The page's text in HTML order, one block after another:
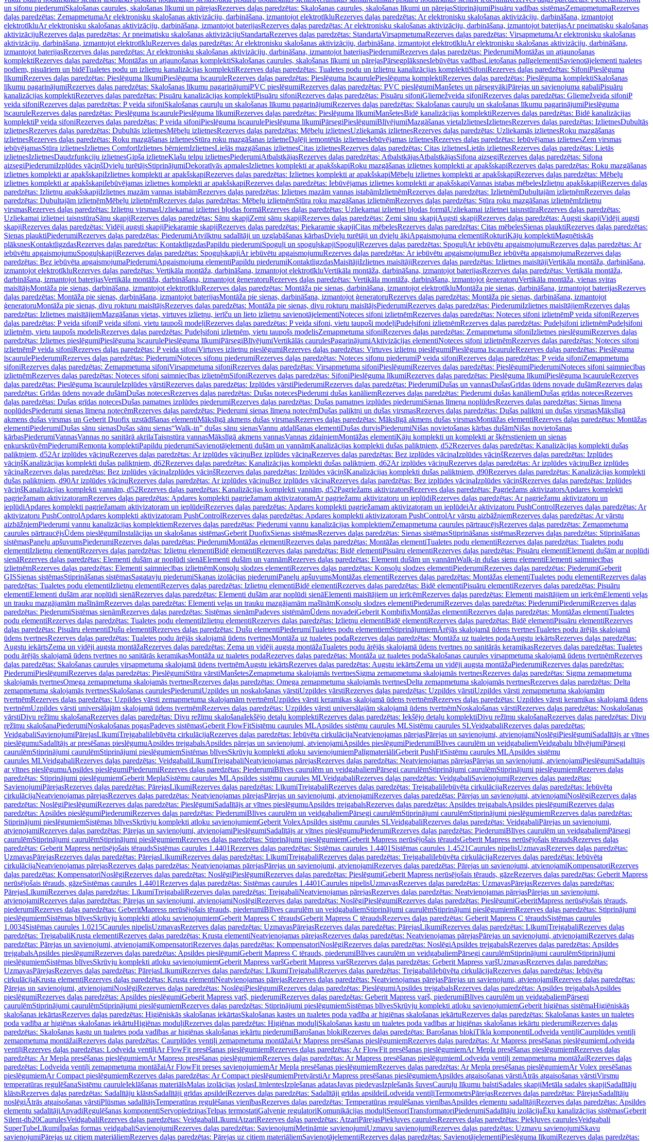
un sifonu piederumiSkalošanas caurules, skalošanas līkumi un pārejasRezerves daļas paredzētas: Skalošanas caurules, skalošanas līkumi un pārejasStiprinājumiPisuāru vadības sistēmasZemapmetumaRezerves
daļas paredzētas: ZemapmetumaAr elektronisku skalošanas aktivizāciju, darbināšana, izmantojot elektrotīkluRezerves daļas paredzētas: Ar elektronisku skalošanas aktivizāciju, darbināšana, izmantojot
elektrotīkluAr elektronisku skalošanas aktivizāciju, darbināšana, izmantojot baterijasRezerves daļas paredzētas: Ar elektronisku skalošanas aktivizāciju, darbināšana, izmantojot baterijasAr pneimatisku skalošanas
aktivizācijuRezerves daļas paredzētas: Ar pneimatisku skalošanas aktivizācijuStandartaRezerves daļas paredzētas: StandartaVirsapmetumaRezerves daļas paredzētas: VirsapmetumaAr elektronisku skalošanas
aktivizāciju, darbināšana, izmantojot elektrotīkluRezerves daļas paredzētas: Ar elektronisku skalošanas aktivizāciju, darbināšana, izmantojot elektrotīkluAr elektronisku skalošanas aktivizāciju, darbināšana,
izmantojot baterijasRezerves daļas paredzētas: Ar elektronisku skalošanas aktivizāciju, darbināšana, izmantojot baterijasPiederumiRezerves daļas paredzētas: PiederumiMontāžas un atjaunošanas
komplektiRezerves daļas paredzētas: Montāžas un atjaunošanas komplektiSkalošanas caurules, skalošanas līkumi un pārejasPārsegplāksnesIebūvētas vadībasLietošanas palīgelementiSavienotājelementi tualetes
podiem, pisuāriem un bidēTualetes podu un izlietņu kanalizācijas komplektiRezerves daļas paredzētas: Tualetes podu un izlietņu kanalizācijas komplektiSifoniRezerves daļas paredzētas: SifoniPieslēguma
līkumiRezerves daļas paredzētas: Pieslēguma līkumiPieslēguma īscauruleRezerves daļas paredzētas: Pieslēguma īscaurulePieslēguma komplektiRezerves daļas paredzētas: Pieslēguma komplektiSkalošanas
līkumu pagarinājumiRezerves daļas paredzētas: Skalošanas līkumu pagarinājumiPVC pieslēgumiRezerves daļas paredzētas: PVC pieslēgumiManšetes un pārsegvākiPārejas un savienojuma gabaliPisuāru
kanalizācijas komplektiRezerves daļas paredzētas: Pisuāru kanalizācijas komplektiPisuāru sifoniRezerves daļas paredzētas: Pisuāru sifoniGliemežveida sifoniRezerves daļas paredzētas: Gliemežveida sifoniP
veida sifoniRezerves daļas paredzētas: P veida sifoniSkalošanas cauruļu un skalošanas līkumu pagarinājumiRezerves daļas paredzētas: Skalošanas cauruļu un skalošanas līkumu pagarinājumiPieslēguma
īscauruleRezerves daļas paredzētas: Pieslēguma īscaurulePieslēguma līkumiRezerves daļas paredzētas: Pieslēguma līkumiManšetesBidē kanalizācijas komplektiRezerves daļas paredzētas: Bidē kanalizācijas
komplektiP veida sifoniRezerves daļas paredzētas: P veida sifoniPieslēguma īscaurulePieslēguma līkumiPārsegiPieslēgumiBlīvējumiMazgāšanas vietaIzlietnesIzlietnesRezerves daļas paredzētas: IzlietnesDubultās
izlietnesRezerves daļas paredzētas: Dubultās izlietnesMēbeļu izlietnesRezerves daļas paredzētas: Mēbeļu izlietnesUzliekamās izlietnesRezerves daļas paredzētas: Uzliekamās izlietnesRoku mazgāšanas
izlietnesRezerves daļas paredzētas: Roku mazgāšanas izlietnesStūra roku mazgāšanas izlietneDaļēji iemontētās izlietnesIebūvējamas izlietnesRezerves daļas paredzētas: Iebūvējamas izlietnesZem virsmas
iebūvējamasStūra izlietnesIzlietnes ComfortIzlietnes bērniemIzlietnesLielās mazgāšanas izlietnesCitas izlietnesRezerves daļas paredzētas: Citas izlietnesLietās izlietnesRezerves daļas paredzētas: Lietās
izlietnesIzlietnesDaudzfunkciju izlietnesĢipša izlietneKlašu telpu izlietnesPiederumiAtbalstkājasRezerves daļas paredzētas: AtbalstkājasAtbalstkājasSifona aizsegiRezerves daļas paredzētas: Sifona
aizsegiPiederumiIzplūdes vāciņšDvieļu turētājsStiprinājumiDekoratīvās apmalesIzlietnes komplekti ar apakšskapiRoku mazgāšanas izlietnes komplekti ar apakšskapiRezerves daļas paredzētas: Roku mazgāšanas
izlietnes komplekti ar apakšskapiIzlietnes komplekti ar apakšskapiRezerves daļas paredzētas: Izlietnes komplekti ar apakšskapiMēbeļu izlietnes komplekti ar apakšskapiRezerves daļas paredzētas: Mēbeļu
izlietnes komplekti ar apakšskapiIebūvējamas izlietnes komplekti ar apakšskapiRezerves daļas paredzētas: Iebūvējamas izlietnes komplekti ar apakšskapiVannas istabas mēbelesIzlietņu apakšskapjiRezerves daļas
paredzētas: Izlietņu apakšskapjiIzlietnes mazām vannas istabāmRezerves daļas paredzētas: Izlietnes mazām vannas istabāmIzlietnēmRezerves daļas paredzētas: IzlietnēmDubultajām izlietnēmRezerves daļas
paredzētas: Dubultajām izlietnēmMēbeļu izlietnēmRezerves daļas paredzētas: Mēbeļu izlietnēmStūra roku mazgāšanas izlietnēmRezerves daļas paredzētas: Stūra roku mazgāšanas izlietnēmIzlietņu
virsmasRezerves daļas paredzētas: Izlietņu virsmasUzliekamai izlietnei bļodas formāRezerves daļas paredzētas: Uzliekamai izlietnei bļodas formāUzliekamai izlietnei taisnstūraRezerves daļas paredzētas:
Uzliekamai izlietnei taisnstūraSānu skapjiRezerves daļas paredzētas: Sānu skapjiZemi sānu skapjiRezerves daļas paredzētas: Zemi sānu skapjiAugsti skapjiRezerves daļas paredzētas: Augsti skapjiVidēji augsti
skapjiRezerves daļas paredzētas: Vidēji augsti skapjiPiekaramie skapjiRezerves daļas paredzētas: Piekaramie skapjiCitas mēbelesRezerves daļas paredzētas: Citas mēbelesSienas plauktiRezerves daļas paredzētas:
Sienas plauktiPiederumiRezerves daļas paredzētas: PiederumiAtvilktņu sadalītāji un uzglabāšanas kārbasDvieļu turētāji un dvieļu āķiApgaismojuma elementiRokturiKāju komplektiMagnētiskās
plāksnesKontaktligzdasRezerves daļas paredzētas: KontaktligzdasPapildu piederumiSpoguļi un spoguļskapjiSpoguļiRezerves daļas paredzētas: SpoguļiAr iebūvētu apgaismojumuRezerves daļas paredzētas: Ar
iebūvētu apgaismojumuSpoguļskapjiRezerves daļas paredzētas: SpoguļskapjiAr iebūvētu apgaismojumuRezerves daļas paredzētas: Ar iebūvētu apgaismojumuBez iebūvēta apgaismojumaRezerves daļas
paredzētas: Bez iebūvēta apgaismojumaPiederumiApgaismojuma elementiPapildu piederumiKontaktligzdasMaisītājiIzlietnes maisītājiRezerves daļas paredzētas: Izlietnes maisītājiVertikāla montāža, darbināšana,
izmantojot elektrotīkluRezerves daļas paredzētas: Vertikāla montāža, darbināšana, izmantojot elektrotīkluVertikāla montāža, darbināšana, izmantojot baterijasRezerves daļas paredzētas: Vertikāla montāža,
darbināšana, izmantojot baterijasVertikāla montāža, darbināšana, izmantojot ģeneratoruRezerves daļas paredzētas: Vertikāla montāža, darbināšana, izmantojot ģeneratoruVertikāla montāža, vienas sviras
maisītājsMontāža pie sienas, darbināšana, izmantojot elektrotīkluRezerves daļas paredzētas: Montāža pie sienas, darbināšana, izmantojot elektrotīkluMontāža pie sienas, darbināšana, izmantojot baterijasRezerves
daļas paredzētas: Montāža pie sienas, darbināšana, izmantojot baterijasMontāža pie sienas, darbināšana, izmantojot ģeneratoruRezerves daļas paredzētas: Montāža pie sienas, darbināšana, izmantojot
ģeneratoruMontāža pie sienas, divu rokturu maisītājsRezerves daļas paredzētas: Montāža pie sienas, divu rokturu maisītājsPiederumiRezerves daļas paredzētas: PiederumiIzlietnes maisītājiemRezerves daļas
paredzētas: Izlietnes maisītājiemMazgāšanas vietas, virtuves izlietņu, ierīču un lieto izlietņu savienotājelementiNoteces sifoni izlietnēmRezerves daļas paredzētas: Noteces sifoni izlietnēmP veida sifoniRezerves
daļas paredzētas: P veida sifoniP veida sifoni, vietu taupoši modeļiRezerves daļas paredzētas: P veida sifoni, vietu taupoši modeļiPudeļsifoni izlietnēmRezerves daļas paredzētas: Pudeļsifoni izlietnēmPudeļsifoni
izlietnēm, vietu taupošs modelisRezerves daļas paredzētas: Pudeļsifoni izlietnēm, vietu taupošs modelisZemapmetuma sifoniRezerves daļas paredzētas: Zemapmetuma sifoniIzlietnes pieslēgumiRezerves daļas
paredzētas: Izlietnes pieslēgumiPieslēguma īscaurulePieslēguma līkumiPārsegiBlīvējumiVertikālās caurulesPagarinājumiAktivizācijas elementiNoteces sifoni izlietnēmRezerves daļas paredzētas: Noteces sifoni
izlietnēmP veida sifoniRezerves daļas paredzētas: P veida sifoniVirtuves izlietņu pieslēgumiRezerves daļas paredzētas: Virtuves izlietņu pieslēgumiPieslēguma īscauruleRezerves daļas paredzētas: Pieslēguma
īscaurulePiederumiRezerves daļas paredzētas: PiederumiNoteces sifonu piederumiRezerves daļas paredzētas: Noteces sifonu piederumiP veida sifoniRezerves daļas paredzētas: P veida sifoniZemapmetuma
sifoniRezerves daļas paredzētas: Zemapmetuma sifoniVirsapmetuma sifoniRezerves daļas paredzētas: Virsapmetuma sifoniPieslēgumiRezerves daļas paredzētas: PieslēgumiPiederumiNoteces sifoni saimniecības
izlietnēmRezerves daļas paredzētas: Noteces sifoni saimniecības izlietnēmSifoniRezerves daļas paredzētas: SifoniPieslēguma līkumiRezerves daļas paredzētas: Pieslēguma līkumiPieslēguma īscauruleRezerves
daļas paredzētas: Pieslēguma īscauruleIzplūdes vārstiRezerves daļas paredzētas: Izplūdes vārstiPiederumiRezerves daļas paredzētas: PiederumiDušas un vannasDušasGrīdas ūdens novade dušāmRezerves daļas
paredzētas: Grīdas ūdens novade dušāmDušas notecesRezerves daļas paredzētas: Dušas notecesPiederumi dušas kanāliemRezerves daļas paredzētas: Piederumi dušas kanāliemDušas grīdas notecesRezerves
daļas paredzētas: Dušas grīdas notecesDušas pamatnes izplūdes piederumiRezerves daļas paredzētas: Dušas pamatnes izplūdes piederumiSienas līmeņa noplūdesRezerves daļas paredzētas: Sienas līmeņa
noplūdesPiederumi sienas līmeņa notecēmRezerves daļas paredzētas: Piederumi sienas līmeņa notecēmDušas paliktņi un dušas virsmasRezerves daļas paredzētas: Dušas paliktņi un dušas virsmasMākslīgā
akmens dušas virsmas un Geberit Duofix uzstādīšanas elementiMākslīgā akmens dušas virsmasRezerves daļas paredzētas: Mākslīgā akmens dušas virsmasMontāžas elementiRezerves daļas paredzētas: Montāžas
elementiPiederumiDušas sānu sienasDušas sānu sienas“Walk-in” dušas sānu sienasVannu atdalīšanas elementiDušas durvisPiederumiNišas novietošanas kārbas dušāmNišas novietošanas
kārbasPiederumiVannasVannas no sanitārā akrilaTaisnstūra vannasMākslīgā akmens vannasVannas zīdaiņiemMontāžas elementiKāju komplekti un komplekti ar šķērsstieņiem un sienas
enkurskrūvēmPiederumiRemonta komplektiPapildu piederumiSavienotājelementi dušām un vannāmKanalizācijas komplekti dušas paliktņiem, d52Rezerves daļas paredzētas: Kanalizācijas komplekti dušas
paliktņiem, d52Ar izplūdes vāciņuRezerves daļas paredzētas: Ar izplūdes vāciņuBez izplūdes vāciņaRezerves daļas paredzētas: Bez izplūdes vāciņaIzplūdes vāciņšRezerves daļas paredzētas: Izplūdes
vāciņšKanalizācijas komplekti dušas paliktņiem, d62Rezerves daļas paredzētas: Kanalizācijas komplekti dušas paliktņiem, d62Ar izplūdes vāciņuRezerves daļas paredzētas: Ar izplūdes vāciņuBez izplūdes
vāciņaRezerves daļas paredzētas: Bez izplūdes vāciņaIzplūdes vāciņšRezerves daļas paredzētas: Izplūdes vāciņšKanalizācijas komplekti dušas paliktņiem, d90Rezerves daļas paredzētas: Kanalizācijas komplekti
dušas paliktņiem, d90Ar izplūdes vāciņuRezerves daļas paredzētas: Ar izplūdes vāciņuBez izplūdes vāciņaRezerves daļas paredzētas: Bez izplūdes vāciņaIzplūdes vāciņšRezerves daļas paredzētas: Izplūdes
vāciņšKanalizācijas komplekti vannām, d52Rezerves daļas paredzētas: Kanalizācijas komplekti vannām, d52Pagriežams aktivizatorsRezerves daļas paredzētas: Pagriežams aktivizatorsApdares komplekti
pagriežamam aktivizatoramRezerves daļas paredzētas: Apdares komplekti pagriežamam aktivizatoramAr pagriežamu aktivizatoru un ieplūdiRezerves daļas paredzētas: Ar pagriežamu aktivizatoru un
ieplūdiApdares komplekti pagriežamam aktivizatoram un ieplūdeiRezerves daļas paredzētas: Apdares komplekti pagriežamam aktivizatoram un ieplūdeiAr aktivizatoru PushControlRezerves daļas paredzētas: Ar
aktivizatoru PushControlApdares komplekti aktivizatoram PushControlRezerves daļas paredzētas: Apdares komplekti aktivizatoram PushControlAr vārstu aizbāžņiemRezerves daļas paredzētas: Ar vārstu
aizbāžņiemPiederumi vannu kanalizācijas komplektiemRezerves daļas paredzētas: Piederumi vannu kanalizācijas komplektiemZemapmetuma caurules pārtraucējsRezerves daļas paredzētas: Zemapmetuma
caurules pārtraucējsŪdens pieslēgumiInstalācijas un skalošanas sistēmasGeberit DuofixSienas sistēmasRezerves daļas paredzētas: Sienas sistēmasStiprināšanas sistēmasRezerves daļas paredzētas: Stiprināšanas
sistēmasPaneļu apšuvumsPiederumiRezerves daļas paredzētas: PiederumiMontāžas elementiRezerves daļas paredzētas: Montāžas elementiTualetes podu elementiRezerves daļas paredzētas: Tualetes podu
elementiIzlietņu elementiRezerves daļas paredzētas: Izlietņu elementiBidē elementiRezerves daļas paredzētas: Bidē elementiPisuāru elementiRezerves daļas paredzētas: Pisuāru elementiElementi dušām ar noplūdi
sienāRezerves daļas paredzētas: Elementi dušām ar noplūdi sienāElementi dušām un vannāmRezerves daļas paredzētas: Elementi dušām un vannāmWalk-in dušas sienu elementiElementi saimniecības
izlietnēmRezerves daļas paredzētas: Elementi saimniecības izlietnēmKonsoļu slodzes elementiRezerves daļas paredzētas: Konsoļu slodzes elementiPiederumiRezerves daļas paredzētas: PiederumiGeberit
GISSienas sistēmasStiprināšanas sistēmasSagatavju piederumiSkaņas izolācijas piederumiPaneļu apšuvumsMontāžas elementiRezerves daļas paredzētas: Montāžas elementiTualetes podu elementiRezerves daļas
paredzētas: Tualetes podu elementiIzlietņu elementiRezerves daļas paredzētas: Izlietņu elementiBidē elementiRezerves daļas paredzētas: Bidē elementiPisuāru elementiRezerves daļas paredzētas: Pisuāru
elementiElementi dušām arar noplūdi sienāRezerves daļas paredzētas: Elementi dušām arar noplūdi sienāElementi maisītājiem un ierīcēmRezerves daļas paredzētas: Elementi maisītājiem un ierīcēmElementi veļas
un trauku mazgājamām mašīnāmRezerves daļas paredzētas: Elementi veļas un trauku mazgājamām mašīnāmKonsoļu slodzes elementiPiederumiRezerves daļas paredzētas: PiederumiPiederumiRezerves daļas
paredzētas: PiederumiSistēmas sienāmRezerves daļas paredzētas: Sistēmas sienāmPadeves sistēmāmŪdens novadeiGeberit KombifixMontāžas elementiRezerves daļas paredzētas: Montāžas elementiTualetes
podu elementiRezerves daļas paredzētas: Tualetes podu elementiIzlietņu elementiRezerves daļas paredzētas: Izlietņu elementiBidē elementiRezerves daļas paredzētas: Bidē elementiPisuāru elementiRezerves
daļas paredzētas: Pisuāru elementiDušu elementiRezerves daļas paredzētas: Dušu elementiPiederumiTualetes podu elementiemStiprinājumiemĀrējās skalojamā ūdens tvertnesTualetes podu ārējās skalojamā
ūdens tvertnesRezerves daļas paredzētas: Tualetes podu ārējās skalojamā ūdens tvertnesMontāža uz tualetes podaRezerves daļas paredzētas: Montāža uz tualetes podaAugstu iekārtsRezerves daļas paredzētas:
Augstu iekārtsZema un vidēji augsta montāžaRezerves daļas paredzētas: Zema un vidēji augsta montāžaTualetes podu ārējās skalojamā ūdens tvertnes no sanitārās keramikasRezerves daļas paredzētas: Tualetes
podu ārējās skalojamā ūdens tvertnes no sanitārās keramikasMontāža uz tualetes podaRezerves daļas paredzētas: Montāža uz tualetes podaSkalošanas caurules virsapmetuma skalojamā ūdens tvertnēmRezerves
daļas paredzētas: Skalošanas caurules virsapmetuma skalojamā ūdens tvertnēmAugstu iekārtsRezerves daļas paredzētas: Augstu iekārtsZema un vidēji augsta montāžaPiederumiRezerves daļas paredzētas:
PiederumiPieslēgumiRezerves daļas paredzētas: PieslēgumiStūra vārstiManšetesZemapmetuma skalojamās tvertnesSigma zemapmetuma skalojamās tvertnesRezerves daļas paredzētas: Sigma zemapmetuma
skalojamās tvertnesOmega zemapmetuma skalojamās tvertnesRezerves daļas paredzētas: Omega zemapmetuma skalojamās tvertnesDelta zemapmetuma skalojamās tvertnesRezerves daļas paredzētas: Delta
zemapmetuma skalojamās tvertnesSkalošanas caurulesPiederumiUzpildes un noskalošanas vārstiUzpildes vārstiRezerves daļas paredzētas: Uzpildes vārstiUzpildes vārsti zemapmetuma skalojamām
tvertnēmRezerves daļas paredzētas: Uzpildes vārsti zemapmetuma skalojamām tvertnēmUzpildes vārsti keramikas skalojamā ūdens tvertnēmRezerves daļas paredzētas: Uzpildes vārsti keramikas skalojamā ūdens
tvertnēmUzpildes vārsti universālajām skalojamā ūdens tvertnēmRezerves daļas paredzētas: Uzpildes vārsti universālajām skalojamā ūdens tvertnēmNoskalošanas vārstiRezerves daļas paredzētas: Noskalošanas
vārstiDivu režīmu skalošanaRezerves daļas paredzētas: Divu režīmu skalošanaIekšējo detaļu komplektiRezerves daļas paredzētas: Iekšējo detaļu komplektiDivu režīmu skalošanaRezerves daļas paredzētas: Divu
režīmu skalošanaPiederumiNoskalošanas pogasPadeves sistēmasGeberit FlowFitSistēmu caurules MLApsildes sistēmu caurules MLSistēmu caurules SLVeidgabaliRezerves daļas paredzētas:
VeidgabaliSavienojumiPārejasLīkumiTrejgabaliIebūvēta cirkulācijaRezerves daļas paredzētas: Iebūvēta cirkulācijaNeatvienojamas pārejasPārejas un savienojumi, atvienojamiNoslēgiPieslēgumiSadalītājs ar vītnes
pieslēgumuSadalītājs ar presēšanas pieslēgumuApsildes trejgabalsApsildes pārejas un savienojumi, atvienojamiApsildes pieslēgumiPiederumiBlīves caurulēm un veidgabaliemVeidgabalu blīvējumiPārsegi
caurulēmStiprinājumi caurulēmStiprinājumi pieslēgumiemSistēmas blīvesSkrūvju komplekti atloku savienojumiemPalīgmateriāliGeberit PushFitSistēmu caurules MLApsildes sistēmu
caurules MLVeidgabaliRezerves daļas paredzētas: VeidgabaliLīkumiTrejgabaliNeatvienojamas pārejasRezerves daļas paredzētas: Neatvienojamas pārejasPārejas un savienojumi, atvienojamiPieslēgumiSadalītājs
ar vītnes pieslēgumuApsildes pieslēgumiPiederumiRezerves daļas paredzētas: PiederumiBlīves caurulēm un veidgabaliemPārsegi caurulēmStiprinājumi caurulēmStiprinājumi pieslēgumiemRezerves daļas
paredzētas: Stiprinājumi pieslēgumiemGeberit MeplaSistēmu caurules MLApsildes sistēmu caurules MLVeidgabaliRezerves daļas paredzētas: VeidgabaliSavienojumiRezerves daļas paredzētas:
SavienojumiPārejasRezerves daļas paredzētas: PārejasLīkumiRezerves daļas paredzētas: LīkumiTrejgabaliRezerves daļas paredzētas: TrejgabaliIebūvēta cirkulācijaRezerves daļas paredzētas: Iebūvēta
cirkulācijaNeatvienojamas pārejasRezerves daļas paredzētas: Neatvienojamas pārejasPārejas un savienojumi, atvienojamiRezerves daļas paredzētas: Pārejas un savienojumi, atvienojamiNoslēgiRezerves daļas
paredzētas: NoslēgiPieslēgumiRezerves daļas paredzētas: PieslēgumiSadalītājs ar vītnes pieslēgumuApsildes trejgabalsRezerves daļas paredzētas: Apsildes trejgabalsApsildes pieslēgumiRezerves daļas
paredzētas: Apsildes pieslēgumiPiederumiRezerves daļas paredzētas: PiederumiBlīves caurulēm un veidgabaliemPārsegi caurulēmStiprinājumi caurulēmStiprinājumi pieslēgumiemRezerves daļas paredzētas:
Stiprinājumi pieslēgumiemSistēmas blīvesSkrūvju komplekti atloku savienojumiemGeberit VolexApsildes sistēmu caurules SLVeidgabaliRezerves daļas paredzētas: VeidgabaliPārejas un savienojumi,
atvienojamiRezerves daļas paredzētas: Pārejas un savienojumi, atvienojamiPieslēgumiSadalītājs ar vītnes pieslēgumuPiederumiRezerves daļas paredzētas: PiederumiBlīves caurulēm un veidgabaliemPārsegi
caurulēmStiprinājumi caurulēmStiprinājumi pieslēgumiemRezerves daļas paredzētas: Stiprinājumi pieslēgumiemGeberit Mapress nerūsējošais tēraudsGeberit Mapress nerūsējošais tēraudsRezerves daļas
paredzētas: Geberit Mapress nerūsējošais tēraudsSistēmas caurules 1.4401Rezerves daļas paredzētas: Sistēmas caurules 1.4401 Sistēmas caurules 1.4521Caurules nipelisUzmavasRezerves daļas paredzētas:
UzmavasPārejasRezerves daļas paredzētas: PārejasLīkumiRezerves daļas paredzētas: LīkumiTrejgabaliRezerves daļas paredzētas: TrejgabaliIebūvēta cirkulācijaRezerves daļas paredzētas: Iebūvēta
cirkulācijaNeatvienojamas pārejasRezerves daļas paredzētas: Neatvienojamas pārejasPārejas un savienojumi, atvienojamiRezerves daļas paredzētas: Pārejas un savienojumi, atvienojamiKompensatoriRezerves
daļas paredzētas: KompensatoriNoslēgiRezerves daļas paredzētas: NoslēgiPieslēgumiRezerves daļas paredzētas: PieslēgumiGeberit Mapress nerūsējošais tērauds, gāzeRezerves daļas paredzētas: Geberit Mapress
nerūsējošais tērauds, gāzeSistēmas caurules 1.4401Rezerves daļas paredzētas: Sistēmas caurules 1.4401Caurules nipelisUzmavasRezerves daļas paredzētas: UzmavasPārejasRezerves daļas paredzētas:
PārejasLīkumiRezerves daļas paredzētas: LīkumiTrejgabaliRezerves daļas paredzētas: TrejgabaliNeatvienojamas pārejasRezerves daļas paredzētas: Neatvienojamas pārejasPārejas un savienojumi,
atvienojamiRezerves daļas paredzētas: Pārejas un savienojumi, atvienojamiNoslēgiRezerves daļas paredzētas: NoslēgiPieslēgumiRezerves daļas paredzētas: PieslēgumiGeberitMapress nerūsējošais tērauds,
piederumiRezerves daļas paredzētas: GeberitMapress nerūsējošais tērauds, piederumiBlīves caurulēm un veidgabaliemStiprinājumi caurulēmStiprinājumi pieslēgumiemRezerves daļas paredzētas: Stiprinājumi
pieslēgumiemSistēmas blīvesSkrūvju komplekti atloku savienojumiemGeberit Mapress C tēraudsGeberit Mapress C tēraudsRezerves daļas paredzētas: Geberit Mapress C tēraudsSistēmas caurules
1.0034Sistēmas caurules 1.0215Caurules nipelisUzmavasRezerves daļas paredzētas: UzmavasPārejasRezerves daļas paredzētas: PārejasLīkumiRezerves daļas paredzētas: LīkumiTrejgabaliRezerves daļas
paredzētas: TrejgabaliKrusta elementiRezerves daļas paredzētas: Krusta elementiNeatvienojamas pārejasRezerves daļas paredzētas: Neatvienojamas pārejasPārejas un savienojumi, atvienojamiRezerves daļas
paredzētas: Pārejas un savienojumi, atvienojamiKompensatoriRezerves daļas paredzētas: KompensatoriNoslēgiRezerves daļas paredzētas: NoslēgiApsildes trejgabalsRezerves daļas paredzētas: Apsildes
trejgabalsApsildes pieslēgumiRezerves daļas paredzētas: Apsildes pieslēgumiGeberit Mapress C tērauds, piederumiBlīves caurulēm un veidgabaliemPārsegi caurulēmStiprinājumi caurulēmStiprinājumi
pieslēgumiemSistēmas blīvesSkrūvju komplekti atloku savienojumiemGeberit Mapress varšGeberit Mapress varšRezerves daļas paredzētas: Geberit Mapress varšUzmavasRezerves daļas paredzētas:
UzmavasPārejasRezerves daļas paredzētas: PārejasLīkumiRezerves daļas paredzētas: LīkumiTrejgabaliRezerves daļas paredzētas: TrejgabaliIebūvēta cirkulācijaRezerves daļas paredzētas: Iebūvēta
cirkulācijaKrusta elementiRezerves daļas paredzētas: Krusta elementiNeatvienojamas pārejasRezerves daļas paredzētas: Neatvienojamas pārejasPārejas un savienojumi, atvienojamiRezerves daļas paredzētas:
Pārejas un savienojumi, atvienojamiNoslēgiRezerves daļas paredzētas: NoslēgiPieslēgumiRezerves daļas paredzētas: PieslēgumiApsildes trejgabalsRezerves daļas paredzētas: Apsildes trejgabalsApsildes
pieslēgumiRezerves daļas paredzētas: Apsildes pieslēgumiGeberit Mapress varš, piederumiRezerves daļas paredzētas: Geberit Mapress varš, piederumiBlīves caurulēm un veidgabaliemPārsegi
caurulēmStiprinājumi caurulēmStiprinājumi pieslēgumiemRezerves daļas paredzētas: Stiprinājumi pieslēgumiemSistēmas blīvesSkrūvju komplekti atloku savienojumiemGeberit higiēnas sistēmaHigiēniskās
skalošanas iekārtasRezerves daļas paredzētas: Higiēniskās skalošanas iekārtasSkalošanas kastes un tualetes poda vadība ar higiēnas skalošanas iekārtuRezerves daļas paredzētas: Skalošanas kastes un tualetes
poda vadība ar higiēnas skalošanas iekārtuHigiēnas moduļiRezerves daļas paredzētas: Higiēnas moduļiSkalošanas kastu un tualetes poda vadības ar higiēnas skalošanas iekārtu piederumiRezerves daļas
paredzētas: Skalošanas kastu un tualetes poda vadības ar higiēnas skalošanas iekārtu piederumiBarošanas blokiRezerves daļas paredzētas: Barošanas blokiTīkla komponentiLodveida ventiļiCaurplūdes ventiļi
zemapmetuma montāžaiRezerves daļas paredzētas: Caurplūdes ventiļi zemapmetuma montāžaiAr Mapress presēšanas pieslēgumiemRezerves daļas paredzētas: Ar Mapress presēšanas pieslēgumiemLodveida
ventiļiRezerves daļas paredzētas: Lodveida ventiļiAr FlowFit presēšanas pieslēgumiemRezerves daļas paredzētas: Ar FlowFit presēšanas pieslēgumiemAr Mepla presēšanas pieslēgumiemRezerves daļas
paredzētas: Ar Mepla presēšanas pieslēgumiemAr Mapress presēšanas pieslēgumiemRezerves daļas paredzētas: Ar Mapress presēšanas pieslēgumiemLodveida ventiļi zemapmetuma montāžaiRezerves daļas
paredzētas: Lodveida ventiļi zemapmetuma montāžaiAr FlowFit preses savienojumiemAr Mepla presēšanas pieslēgumiemRezerves daļas paredzētas: Ar Mepla presēšanas pieslēgumiemAr Volex presēšanas
pieslēgumiemAr Compact pieslēgumiemRezerves daļas paredzētas: Ar Compact pieslēgumiemPretvārstiAr Mapress presēšanas pieslēgumiemApsildes atgaisošanas vārstiĀtrās atgaisošanas vārstiVirsmu
temperatūras regulēšanaSistēmu cauruleIeklāšanas materiālsMalas izolācijas joslasLīmlentesIzplešanas adatasJavas piedevasIzplešanās šuvesCauruļu līkumu balstiSadales skapjiMetāla sadales skapjiSadalītāju
klāstsRezerves daļas paredzētas: Sadalītāju klāstsSadalītāji grīdas apsildeiRezerves daļas paredzētas: Sadalītāji grīdas apsildeiLodveida ventiļiTermometrsPārejasRezerves daļas paredzētas: PārejasSadalītāju
noslēgiĀtrās atgaisošanas vārstiPlūsmas sadalītājsTemperatūras regulēšanas vienībasRezerves daļas paredzētas: Temperatūras regulēšanas vienībasApsildes elementu sadalītājiRezerves daļas paredzētas: Apsildes
elementu sadalītājiApvadiRegulēšanas komponentiServopiedziņasTelpas termostatiGalvenie regulatoriKomunikācijas moduļiSensoriTransformatoriPiederumiSadalītāju izolācijaĒku kanalizācijas sistēmasGeberit
Silent-db20CaurulesVeidgabaliRezerves daļas paredzētas: VeidgabaliLīkumiAtzariRezerves daļas paredzētas: AtzariPārejasPiekļuves caurulesRezerves daļas paredzētas: Piekļuves caurulesVeidgabali
SuperTubeLīkumiĪpašas formas veidgabaliSavienojumiRezerves daļas paredzētas: SavienojumiMetināmie savienojumiUzmavu savienojumiRezerves daļas paredzētas: Uzmavu savienojumiSkavu
savienojumiPārejas uz citiem materiāliemRezerves daļas paredzētas: Pārejas uz citiem materiāliemSavienotājelementiRezerves daļas paredzētas: SavienotājelementiPieslēguma līkumiRezerves daļas paredzētas: